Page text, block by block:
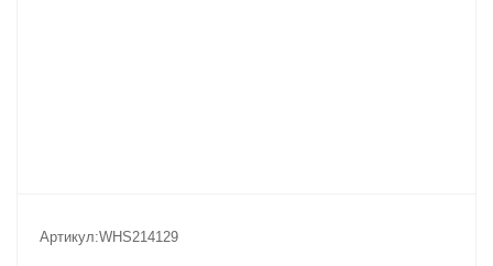
Артикул:WHS214129